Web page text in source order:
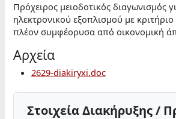
Πρόχειρος μειοδοτικός διαγωνισμός
ηλεκτρονικού εξοπλισμού με
πλέον συμφέορυσα από οικονομική
Αρχεία
2629-diakiryxi.doc
Στοιχεία Διακήρυξης /